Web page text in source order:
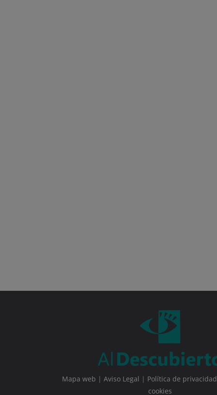
Mapa web | Aviso Legal | Política de privacidad
cookies